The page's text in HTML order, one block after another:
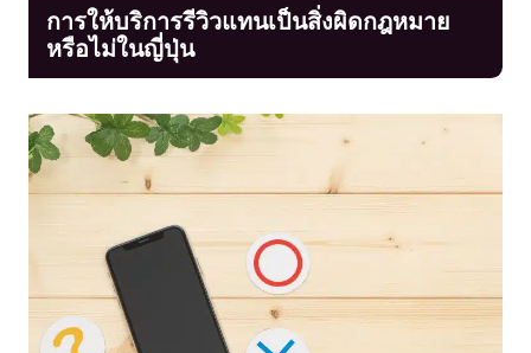
การให้บริการรีวิวแทนเป็นสิ่งผิดกฎหมาย
หรือไม่ในญี่ปุ่น